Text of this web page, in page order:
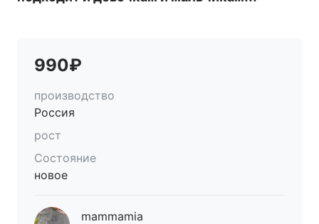
990₽
производство
Россия
рост
Состояние
новое
mammamia